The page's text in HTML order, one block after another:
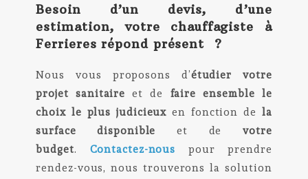
Besoin d’un devis, d’une
estimation, votre chauffagiste à
Ferrieres répond présent ?
Nous vous proposons d’étudier votre
projet sanitaire et de faire ensemble le
choix le plus judicieux en fonction de la
surface disponible et devotre
budget. Contactez-nous
pour prendre
rendez-vous, nous trouverons la solution